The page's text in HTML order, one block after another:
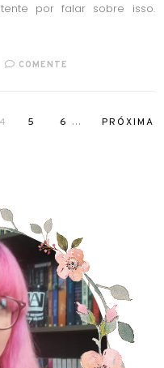
por falar sobre isso.
COMENTE
4 5 6 ... PRÓXIMA